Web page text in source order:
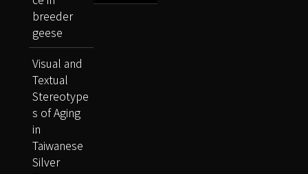
breeder
geese
Visual and
Textual
Stereotype
s of Aging
in
Taiwanese
Silver